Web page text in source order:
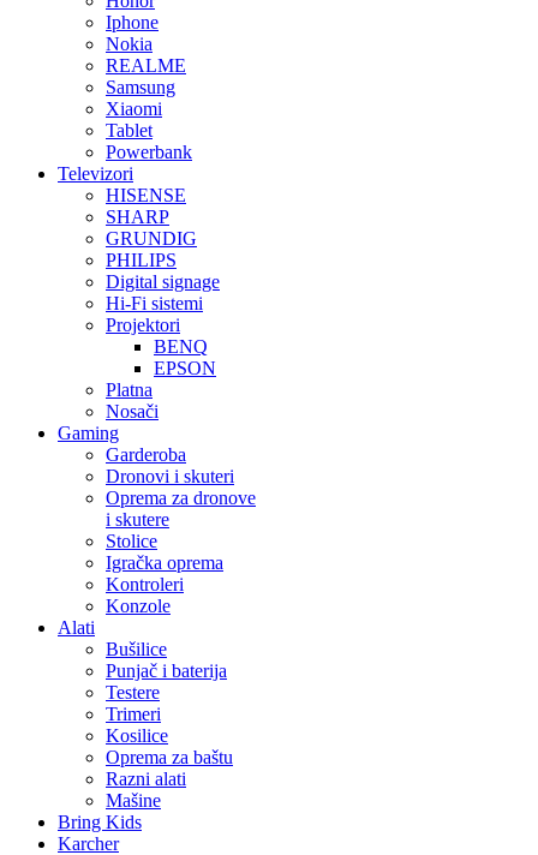
Iphone
Nokia
REALME
Samsung
Xiaomi
Tablet
Powerbank
Televizori
HISENSE
SHARP
GRUNDIG
PHILIPS
Digital signage
Hi-Fi sistemi
Projektori
BENQ
EPSON
Platna
Nosači
Gaming
Garderoba
Dronovi i skuteri
Oprema za dronove
i skutere
Stolice
Igračka oprema
Kontroleri
Konzole
Alati
Bušilice
Punjač i baterija
Testere
Trimeri
Kosilice
Oprema za baštu
Razni alati
Mašine
Bring Kids
Karcher